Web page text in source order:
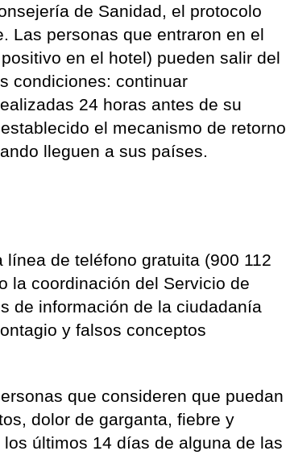
de Sanidad, el protocolo
Las personas que entraron en el
en el hotel) pueden salir del
condiciones: continuar
24 horas antes de su
el mecanismo de retorno
lleguen a sus países.
de teléfono gratuita (900 112
la coordinación del Servicio de
de información de la ciudadanía
y falsos conceptos
que consideren que puedan
dolor de garganta, fiebre y
últimos 14 días de alguna de las